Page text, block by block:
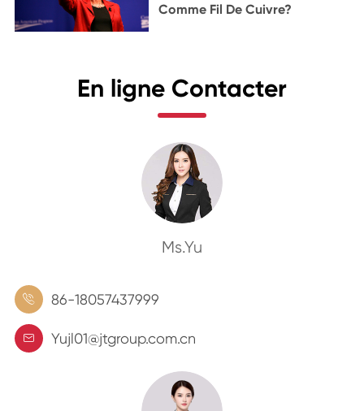
Comme Fil De Cuivre?
En ligne Contacter
Ms.Yu
 86-18057437999
 Yujl01@jtgroup.com.cn